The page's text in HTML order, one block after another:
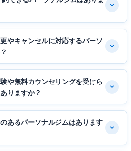
やキャンセルに対応するパーソ
や無料カウンセリングを受けら
りますか？
あるパーソナルジムはあります